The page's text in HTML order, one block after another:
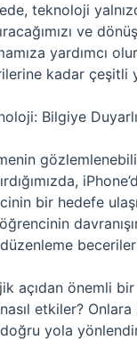
teknoloji
ve
yardımcı
kadar çeşitli
Bilgiye
bir hedefe
açıdan önemli
etkiler? Onlara
doğru yola